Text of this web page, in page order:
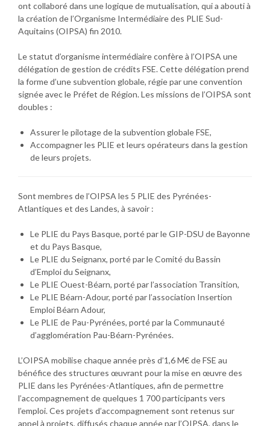
ont collaboré dans une logique de mutualisation, qui a abouti à
la création de l’Organisme Intermédiaire des PLIE Sud-
Aquitains (OIPSA) fin 2010.
Le statut d’organisme intermédiaire confère à l’OIPSA une
délégation de gestion de crédits FSE. Cette délégation prend
la forme d’une subvention globale, régie par une convention
signée avec le Préfet de Région. Les missions de l’OIPSA sont
doubles :
Assurer le pilotage de la subvention globale FSE,
Accompagner les PLIE et leurs opérateurs dans la gestion
de leurs projets.
Sont membres de l’OIPSA les 5 PLIE des Pyrénées-
Atlantiques et des Landes, à savoir :
Le PLIE du Pays Basque, porté par le GIP-DSU de Bayonne
et du Pays Basque,
Le PLIE du Seignanx, porté par le Comité du Bassin
d’Emploi du Seignanx,
Le PLIE Ouest-Béarn, porté par l’association Transition,
Le PLIE Béarn-Adour, porté par l’association Insertion
Emploi Béarn Adour,
Le PLIE de Pau-Pyrénées, porté par la Communauté
d’agglomération Pau-Béarn-Pyrénées.
L’OIPSA mobilise chaque année près d’1,6 M€ de FSE au
bénéfice des structures œuvrant pour la mise en œuvre des
PLIE dans les Pyrénées-Atlantiques, afin de permettre
l’accompagnement de quelques 1 700 participants vers
l’emploi. Ces projets d’accompagnement sont retenus sur
appel à projets, diffusés chaque année par l’OIPSA, dans le